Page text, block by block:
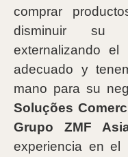
comprar
disminuir su
externalizando
adecuado y
mano para su
Soluções
Grupo ZMF
experiencia en el